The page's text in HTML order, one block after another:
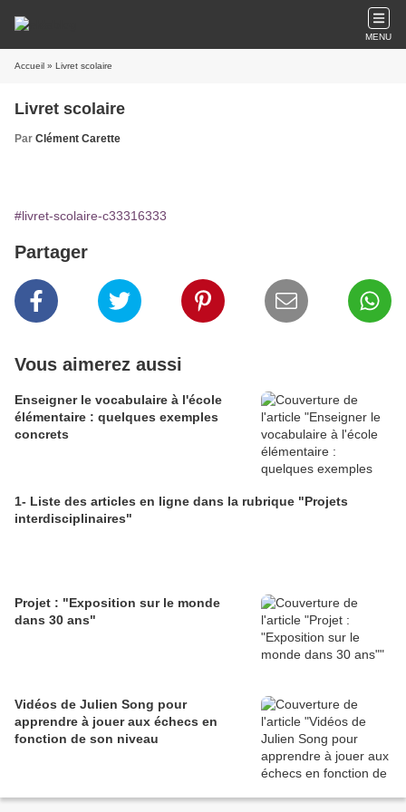
MENU
Accueil » Livret scolaire
Livret scolaire
Par Clément Carette
#livret-scolaire-c33316333
Partager
Vous aimerez aussi
Enseigner le vocabulaire à l'école
élémentaire : quelques exemples
concrets
1- Liste des articles en ligne dans la rubrique "Projets
interdisciplinaires"
Projet : "Exposition sur le monde
dans 30 ans"
Vidéos de Julien Song pour
apprendre à jouer aux échecs en
fonction de son niveau